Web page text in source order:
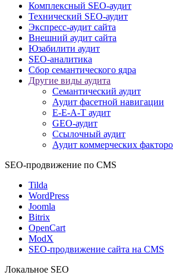
Комплексный SEO-аудит
Технический SEO-аудит
Экспресс-аудит сайта
Внешний аудит сайта
Юзабилити аудит
SEO-аналитика
Сбор семантического ядра
Другие виды аудита
Семантический аудит
Аудит фасетной навигации
E-E-A-T аудит
GEO-аудит
Ссылочный аудит
Аудит коммерческих
SEO-продвижение по CMS
Tilda
WordPress
Joomla
Bitrix
OpenCart
ModX
SEO-продвижение сайта на CMS
Локальное SEO